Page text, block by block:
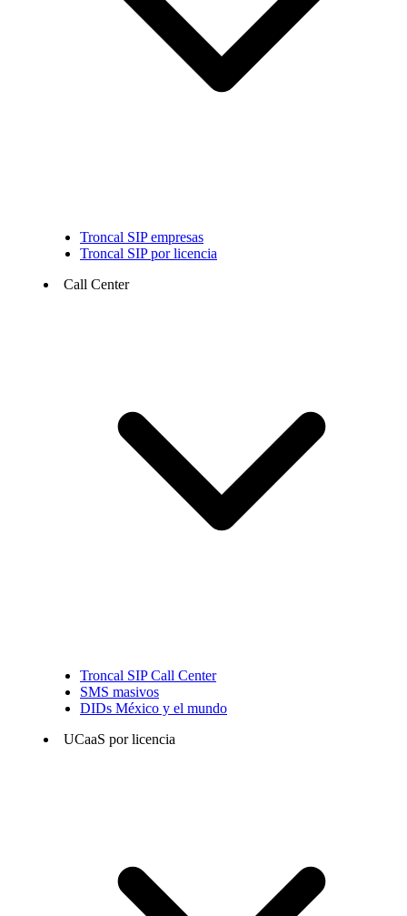
Troncal SIP empresas
Troncal SIP por licencia
Call Center
Troncal SIP Call Center
SMS masivos
DIDs México y el mundo
UCaaS por licencia